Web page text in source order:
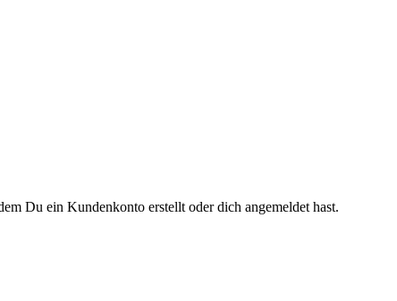
Du ein Kundenkonto erstellt oder dich angemeldet hast.